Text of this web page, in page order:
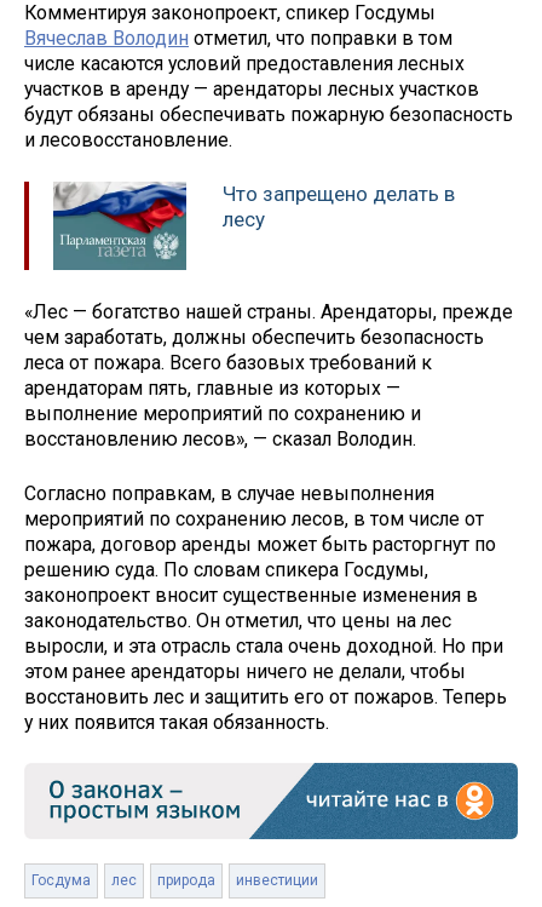
Комментируя законопроект, спикер Госдумы
Вячеслав Володин отметил, что поправки в том
числе касаются условий предоставления лесных
участков в аренду — арендаторы лесных участков
будут обязаны обеспечивать пожарную безопасность
и лесовосстановление.
Что запрещено делать в
лесу
«Лес — богатство нашей страны. Арендаторы, прежде
чем заработать, должны обеспечить безопасность
леса от пожара. Всего базовых требований к
арендаторам пять, главные из которых —
выполнение мероприятий по сохранению и
восстановлению лесов», — сказал Володин.
Согласно поправкам, в случае невыполнения
мероприятий по сохранению лесов, в том числе от
пожара, договор аренды может быть расторгнут по
решению суда. По словам спикера Госдумы,
законопроект вносит существенные изменения в
законодательство. Он отметил, что цены на лес
выросли, и эта отрасль стала очень доходной. Но при
этом ранее арендаторы ничего не делали, чтобы
восстановить лес и защитить его от пожаров. Теперь
у них появится такая обязанность.
Госдума лес природа инвестиции